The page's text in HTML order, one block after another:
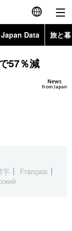
English
简体字
Japan Data 旅と
Topics
Images
57％減
News
from Japan
字
Français